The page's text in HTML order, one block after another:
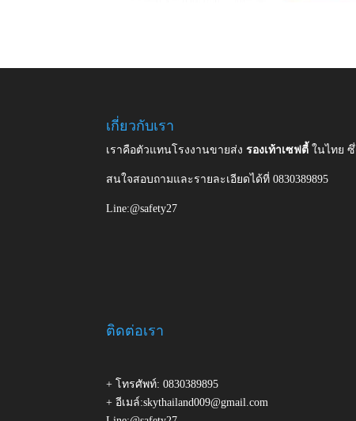
เกี่ยวกับเรา
เราคือตัวแทนโรงงานขายส่งรองเท้าเซฟตี้ในไทย
สนใจสอบถามและรายละเอียดได้ที่ 0830389895
Line:@safety27
ติดต่อเรา
+ โทรศัพท์: 0830389895
+ อีเมล์:skythailand009@gmail.com